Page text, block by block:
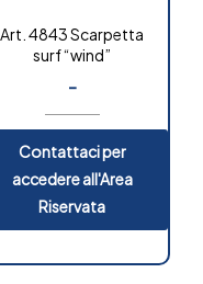
Art. 4843 Scarpetta
surf “wind”
-
Contattaci per
accedere all'Area
Riservata